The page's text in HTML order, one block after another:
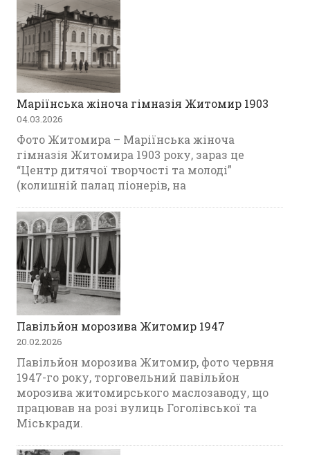
Маріїнська жіноча гімназія Житомир 1903
04.03.2026
Фото Житомира – Маріїнська жіноча
гімназія Житомира 1903 року, зараз це
“Центр дитячої творчості та молоді”
(колишній палац піонерів, на
Павільйон морозива Житомир 1947
20.02.2026
Павільйон морозива Житомир, фото червня
1947-го року, торговельний павільйон
морозива житомирського маслозаводу, що
працював на розі вулиць Гоголівської та
Міськради.